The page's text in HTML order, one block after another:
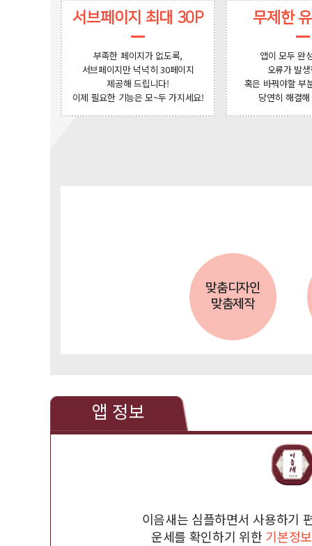
서브페이지 최대 30P
부족한 페이지가 없도록,
서브페이지만 넉넉히 30페이지
제공해 드립니다!
이제 필요한 기능은 모~두 가지세요!
무제한
앱이 모두 완
오류가 발
혹은 바꿔야할 부
당연히 해결
맞춤디자인
맞춤제작
앱 정보
이음새는 심플하면서 사용하기
운세를 확인하기 위한 기본정